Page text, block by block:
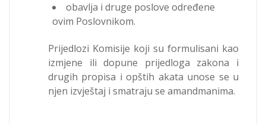
obavlja i druge poslove određene
ovim Poslovnikom.
Prijedlozi Komisije koji su formulisani kao
izmjene ili dopune prijedloga zakona i
drugih propisa i opštih akata unose se u
njen izvještaj i smatraju se amandmanima.